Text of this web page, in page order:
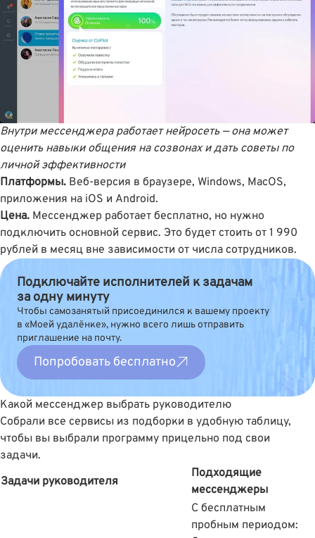
Внутри мессенджера работает нейросеть — она может
оценить навыки общения на созвонах и дать советы по
личной эффективности
Платформы. Веб-версия в браузере, Windows, MacOS,
приложения на iOS и Android.
Цена. Мессенджер работает бесплатно, но нужно
подключить основной сервис. Это будет стоить от 1 990
рублей в месяц вне зависимости от числа сотрудников.
Подключайте исполнителей к задачам
за одну минуту
Чтобы самозанятый присоединился к вашему проекту
в «Моей удалёнке», нужно всего лишь отправить
приглашение на почту.
Попробовать бесплатно
Какой мессенджер выбрать руководителю
Собрали все сервисы из подборки в удобную таблицу,
чтобы вы выбрали программу прицельно под свои
задачи.
Задачи руководителя
Подходящие
мессенджеры
С бесплатным
пробным периодом: